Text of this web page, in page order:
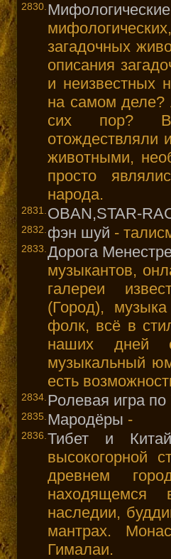
2830.
загадочных
описания
и неизвестных
на самом
сих пор?
отождествляли
животными,
просто
народа.
2831. OBAN,STAR-
2832. фэн шуй -
2833. Дорога
музыкантов,
галереи
(Город),
фолк, всё в
наших дней
музыкальный
есть
2834. Ролевая игра
2835. Мародёры -
2836. Тибет и
высокогорной
древнем
находящемся
наследии,
мантрах.
Гималаи.